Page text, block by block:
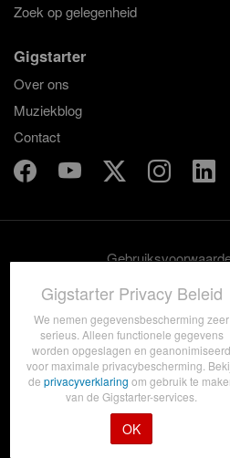
Zoek op gelegenheid
Gigstarter
Over ons
Muziekblog
Contact
© 2012-2026
Gigstarter Privacy Beleid
We nemen gegevensbescherming zeer
serieus. Alleen functionele gegevens
worden opgeslagen en geanonimiseerd
voor maximale privacybescherming.
de privacyverklaring om gebruik te
van de Gigstarter-services.
OK